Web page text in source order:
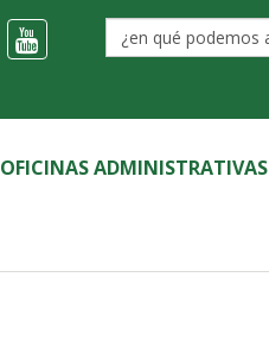
OFICINAS ADMINISTRATIVAS